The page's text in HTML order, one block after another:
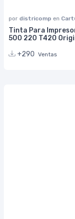
por districomp en
Tinta Para
500 220 T420
+290 Ventas